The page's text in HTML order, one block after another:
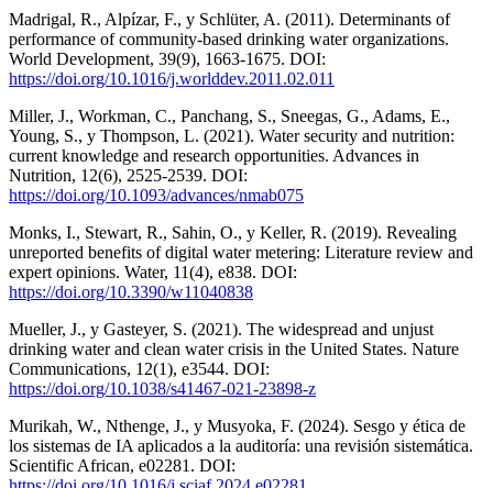
Madrigal, R., Alpízar, F., y Schlüter, A. (2011). Determinants of
performance of community-based drinking water organizations.
World Development, 39(9), 1663-1675. DOI:
https://doi.org/10.1016/j.worlddev.2011.02.011
Miller, J., Workman, C., Panchang, S., Sneegas, G., Adams, E.,
Young, S., y Thompson, L. (2021). Water security and nutrition:
current knowledge and research opportunities. Advances in
Nutrition, 12(6), 2525-2539. DOI:
https://doi.org/10.1093/advances/nmab075
Monks, I., Stewart, R., Sahin, O., y Keller, R. (2019). Revealing
unreported benefits of digital water metering: Literature review and
expert opinions. Water, 11(4), e838. DOI:
https://doi.org/10.3390/w11040838
Mueller, J., y Gasteyer, S. (2021). The widespread and unjust
drinking water and clean water crisis in the United States. Nature
Communications, 12(1), e3544. DOI:
https://doi.org/10.1038/s41467-021-23898-z
Murikah, W., Nthenge, J., y Musyoka, F. (2024). Sesgo y ética de
los sistemas de IA aplicados a la auditoría: una revisión sistemática.
Scientific African, e02281. DOI: